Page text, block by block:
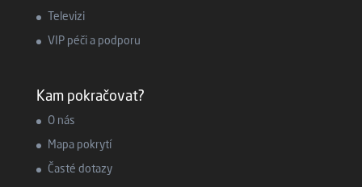
Televizi
VIP péči a podporu
Kam pokračovat?
O nás
Mapa pokrytí
Časté dotazy